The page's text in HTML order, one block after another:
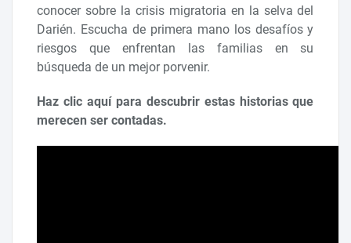
conocer sobre la crisis migratoria en la selva del
Darién. Escucha de primera mano los desafíos y
riesgos que enfrentan las familias en su
búsqueda de un mejor porvenir.
Haz clic aquí para descubrir estas historias que
merecen ser contadas.